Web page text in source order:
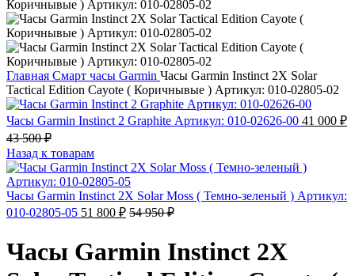
Главная Смарт часы Garmin Часы Garmin Instinct 2X Solar
Tactical Edition Cayote ( Коричнывые ) Артикул: 010-02805-02
Часы Garmin Instinct 2 Graphite Артикул: 010-02626-00 41 000 ₽
43 500₽
Назад к товарам
Часы Garmin Instinct 2X Solar Moss ( Темно-зеленый ) Артикул:
010-02805-05 51 800 ₽ 54 950₽
Часы Garmin Instinct 2X